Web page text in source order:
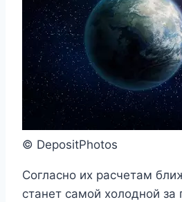
© DepositPhotos
Согласно их расчетам
станет самой холодной за